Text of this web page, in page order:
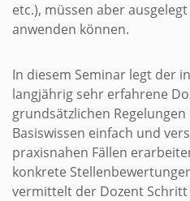
etc.), müssen aber
anwenden können.
In diesem Seminar legt der
langjährig sehr erfahrene
grundsätzlichen
Basiswissen einfach und
praxisnahen Fällen
konkrete
vermittelt der Dozent